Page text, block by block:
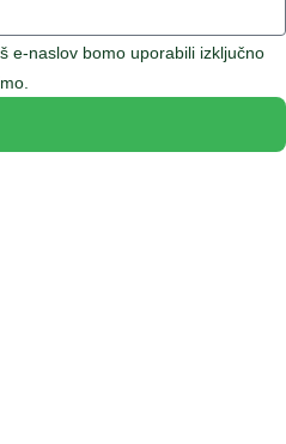
e-naslov bomo uporabili izključno